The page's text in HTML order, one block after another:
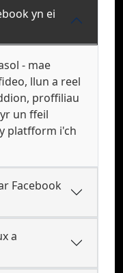
yn ei
- mae
llun a reel
proffiliau
un ffeil
platfform i'ch
Facebook
a